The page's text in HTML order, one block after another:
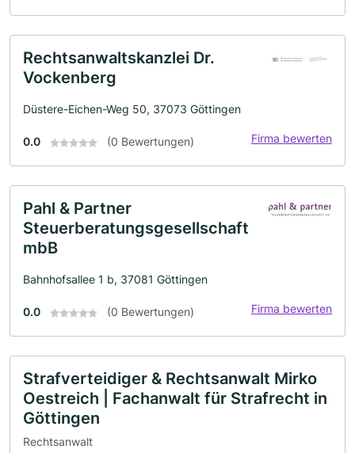
Rechtsanwaltskanzlei Dr.
Vockenberg
Düstere-Eichen-Weg 50, 37073 Göttingen
0.0 (0 Bewertungen) Firma bewerten
Pahl & Partner
Steuerberatungsgesellschaft
mbB
Bahnhofsallee 1 b, 37081 Göttingen
0.0 (0 Bewertungen) Firma bewerten
Strafverteidiger & Rechtsanwalt Mirko
Oestreich | Fachanwalt für Strafrecht in
Göttingen
Rechtsanwalt